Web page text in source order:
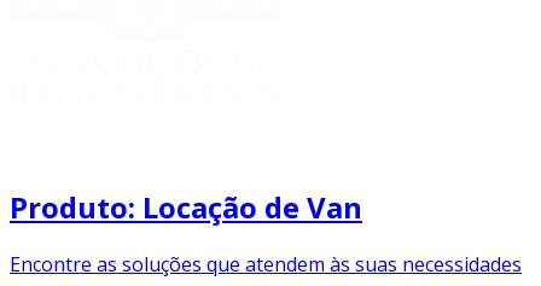
Produto: Locação de Van
Encontre as soluções que atendem às suas necessidades